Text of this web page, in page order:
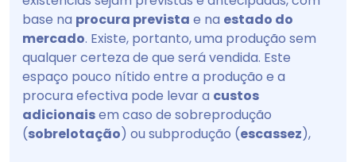
base na procura prevista e na estado do
mercado. Existe, portanto, uma produção sem
qualquer certeza de que será vendida. Este
espaço pouco nítido entre a produção e a
procura efectiva pode levar a custos
adicionaisem caso de sobreprodução
(sobrelotação) ou subprodução (escassez),